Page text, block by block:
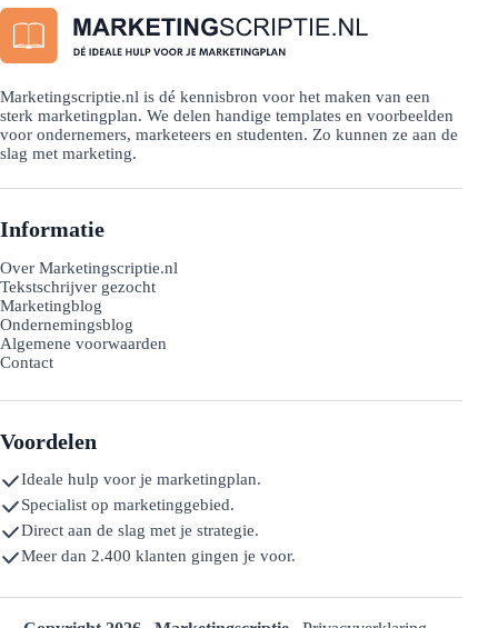
Marketingscriptie.nl is dé kennisbron voor het maken van een
sterk marketingplan. We delen handige templates en voorbeelden
voor ondernemers, marketeers en studenten. Zo kunnen ze aan de
slag met marketing.
Informatie
Over Marketingscriptie.nl
Tekstschrijver gezocht
Marketingblog
Ondernemingsblog
Algemene voorwaarden
Contact
Voordelen
Ideale hulp voor je marketingplan.
Specialist op marketinggebied.
Direct aan de slag met je strategie.
Meer dan 2.400 klanten gingen je voor.